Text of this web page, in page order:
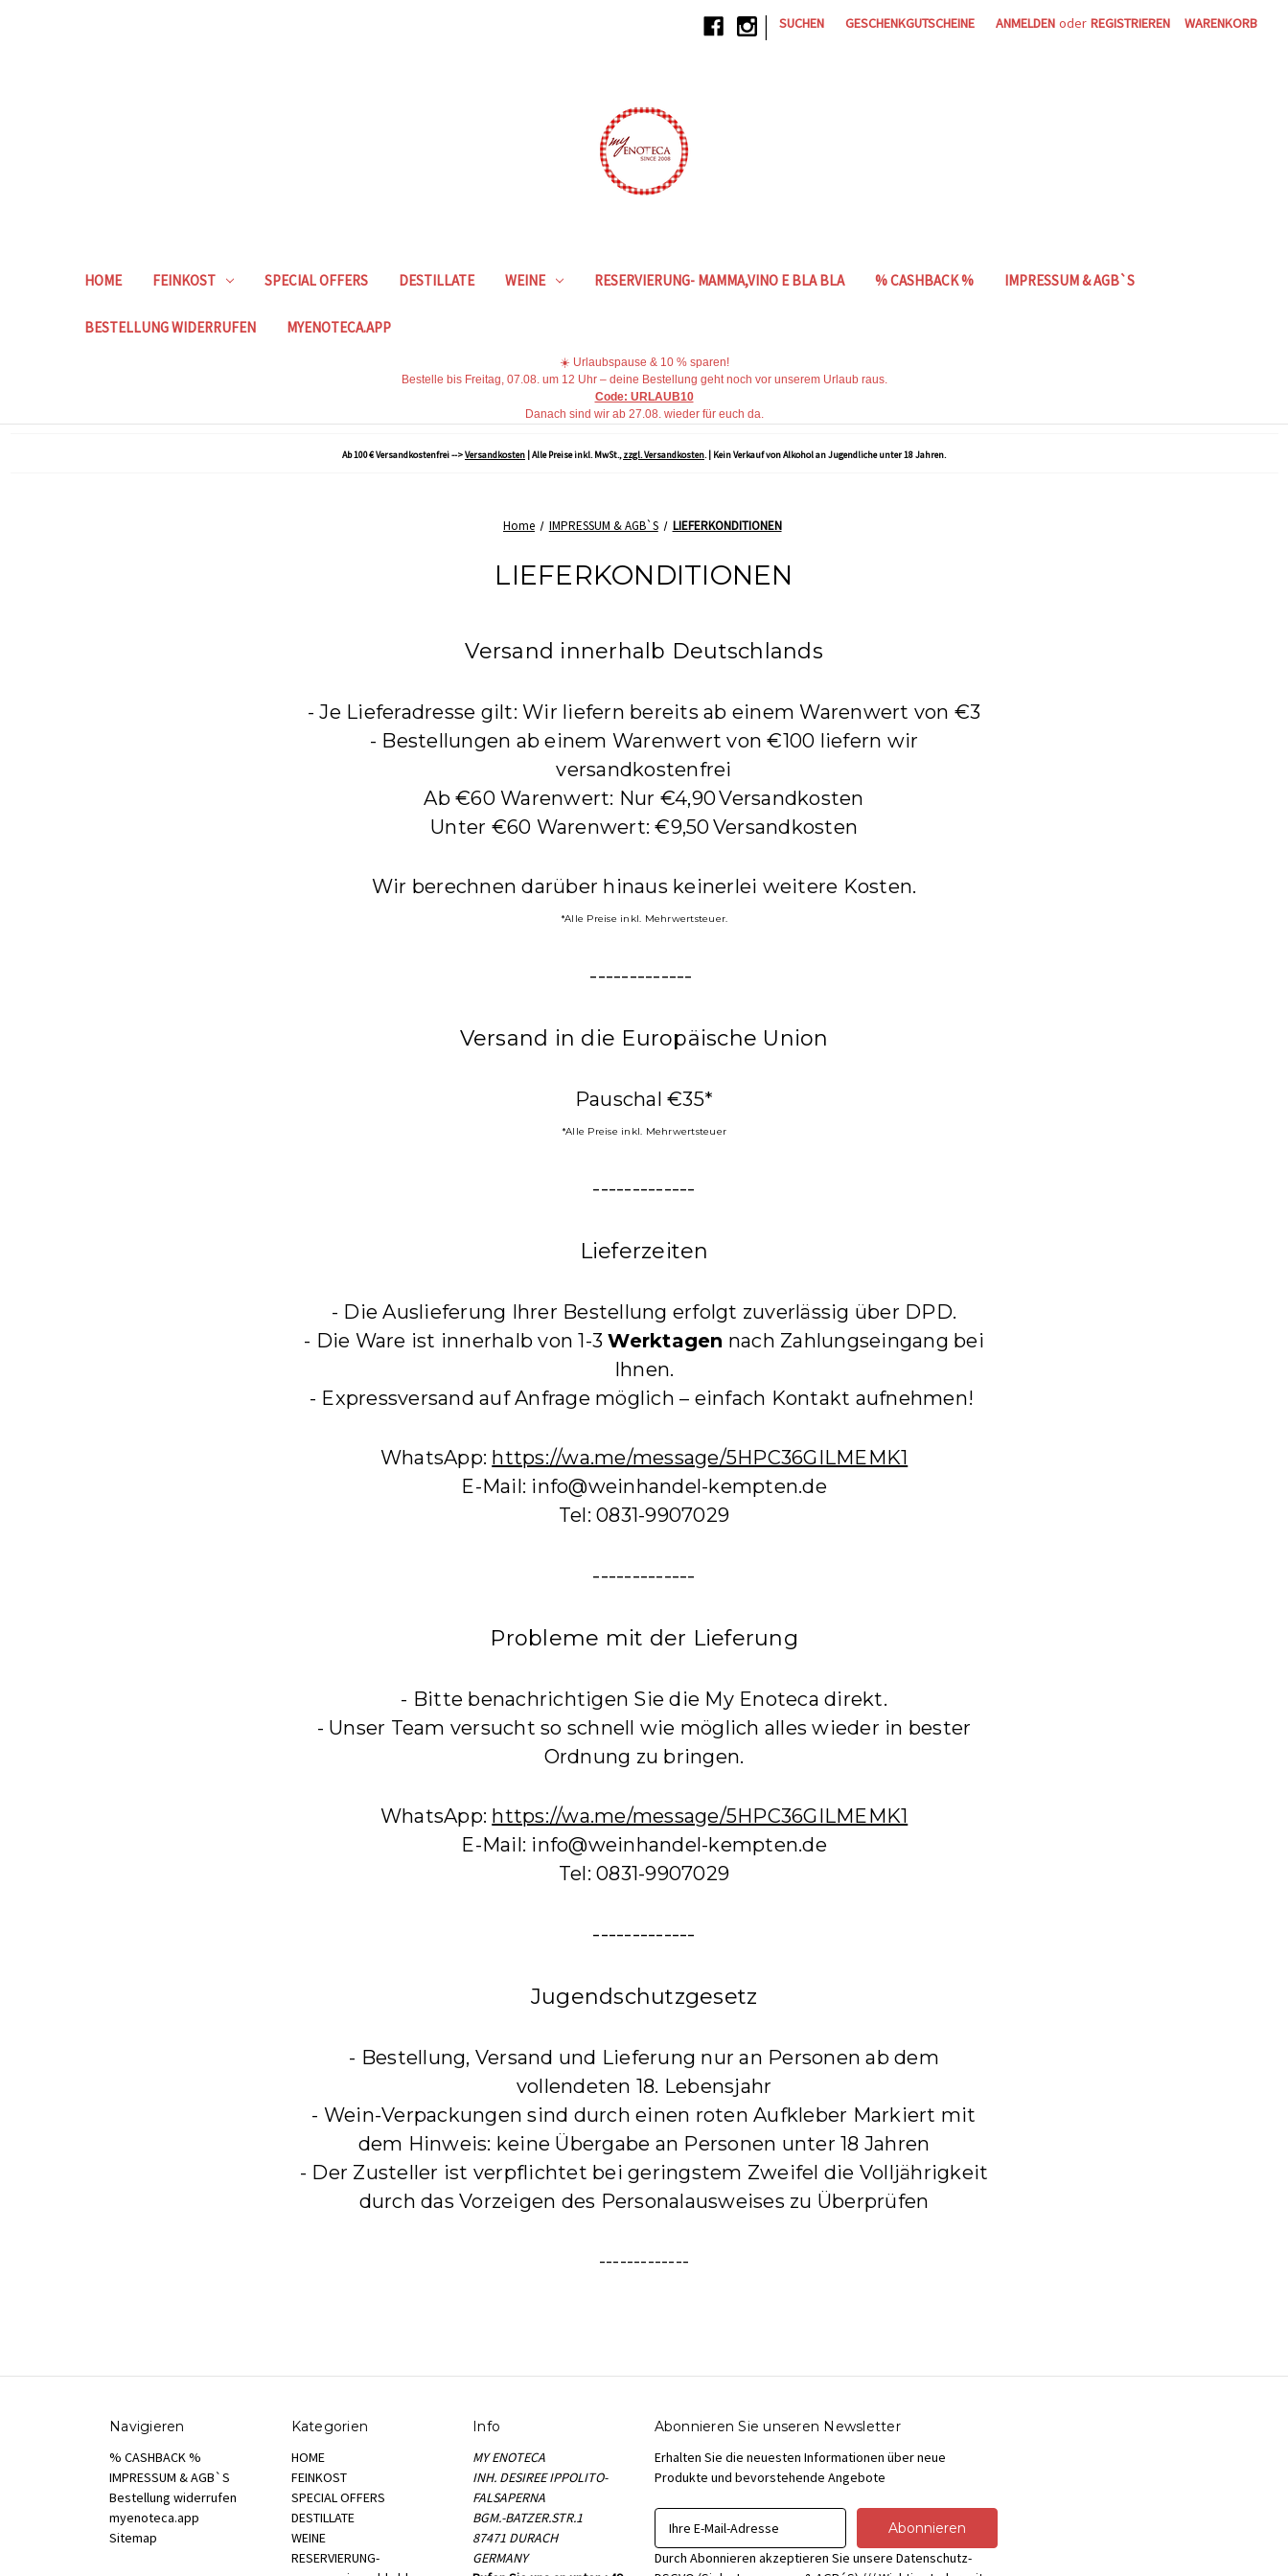
| SUCHEN GESCHENKGUTSCHEINE ANMELDEN oder REGISTRIEREN WARENKORB
HOME FEINKOST SPECIAL OFFERS DESTILLATE WEINE RESERVIERUNG- MAMMA,VINO E BLA BLA % CASHBACK % IMPRESSUM & AGB`S
BESTELLUNG WIDERRUFEN MYENOTECA.APP
☀️ Urlaubspause & 10 % sparen!
Bestelle bis Freitag, 07.08. um 12 Uhr – deine Bestellung geht noch vor unserem Urlaub raus.
Code: URLAUB10
Danach sind wir ab 27.08. wieder für euch da.
Ab 100 € Versandkostenfrei -->Versandkosten | Alle Preise inkl. MwSt.,zzgl. Versandkosten. | Kein Verkauf von Alkohol an Jugendliche unter 18 Jahren.
Home IMPRESSUM & AGB`S LIEFERKONDITIONEN
LIEFERKONDITIONEN
Versand innerhalb Deutschlands
- Je Lieferadresse gilt: Wir liefern bereits ab einem Warenwert von €3
- Bestellungen ab einem Warenwert von €100 liefern wir
versandkostenfrei
Ab €60 Warenwert: Nur €4,90 Versandkosten
Unter €60 Warenwert: €9,50 Versandkosten
Wir berechnen darüber hinaus keinerlei weitere Kosten.
*Alle Preise inkl. Mehrwertsteuer.
-------------
Versand in die Europäische Union
Pauschal €35*
*Alle Preise inkl. Mehrwertsteuer
-------------
Lieferzeiten
- Die Auslieferung Ihrer Bestellung erfolgt zuverlässig über DPD.
- Die Ware ist innerhalb von 1-3Werktagen nach Zahlungseingang bei
Ihnen.
- Expressversand auf Anfrage möglich – einfach Kontakt aufnehmen!
WhatsApp: https://wa.me/message/5HPC36GILMEMK1
E-Mail: info@weinhandel-kempten.de
Tel: 0831-9907029
-------------
Probleme mit der Lieferung
- Bitte benachrichtigen Sie die My Enoteca direkt.
- Unser Team versucht so schnell wie möglich alles wieder in bester
Ordnung zu bringen.
WhatsApp: https://wa.me/message/5HPC36GILMEMK1
E-Mail: info@weinhandel-kempten.de
Tel: 0831-9907029
-------------
Jugendschutzgesetz
- Bestellung, Versand und Lieferung nur an Personen ab dem
vollendeten 18. Lebensjahr
- Wein-Verpackungen sind durch einen roten Aufkleber Markiert mit
dem Hinweis: keine Übergabe an Personen unter 18 Jahren
- Der Zusteller ist verpflichtet bei geringstem Zweifel die Volljährigkeit
durch das Vorzeigen des Personalausweises zu Überprüfen
-------------
Navigieren
% CASHBACK %
IMPRESSUM & AGB`S
Bestellung widerrufen
myenoteca.app
Sitemap
Kategorien
HOME
FEINKOST
SPECIAL OFFERS
DESTILLATE
WEINE
RESERVIERUNG-
Info
MY ENOTECA
INH. DESIREE IPPOLITO-
FALSAPERNA
BGM.-BATZER.STR.1
87471 DURACH
GERMANY
Abonnieren Sie unseren Newsletter
Erhalten Sie die neuesten Informationen über neue
Produkte und bevorstehende Angebote
E
M
Durch Abonnieren akzeptieren Sie unsere Datenschutz-